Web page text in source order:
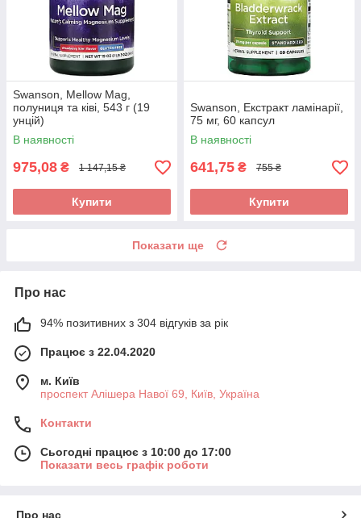
Swanson, Mellow Mag,
полуниця та ківі, 543 г (19
унцій)
В наявності
975,08 ₴ 1 147,15 ₴
Купити
Swanson, Екстракт ламінарії,
75 мг, 60 капсул
В наявності
641,75 ₴ 755 ₴
Купити
Показати ще
Про нас
94% позитивних з 304 відгуків за рік
Працює з 22.04.2020
м. Київ
проспект Алішера Навої 69, Київ, Україна
Контакти
Сьогодні працює з 10:00 до 17:00
Показати весь графік роботи
Про нас